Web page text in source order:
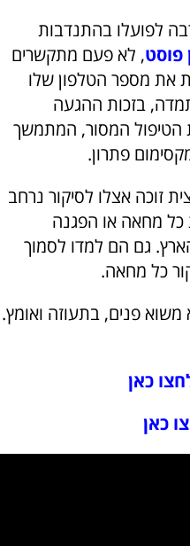
לפועלו בהתנדבות
פוסט, לא פעם מתקשרים
את מספר הטלפון שלו
בזכות ההגעה
הטיפול המסור, המתמשך
פתרון.
זוכה אצלו לסיקור נרחב
כל מחאה או הפגנה
גם הם למדו לסמוך
כל מחאה.
פנים, בתעוזה ואומץ.
כאן
כאן